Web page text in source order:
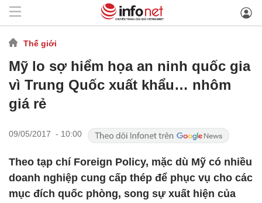
Thế giới
Mỹ lo sợ hiểm họa an ninh quốc gia
vì Trung Quốc xuất khẩu… nhôm
giá rẻ
09/05/2017 - 10:00
Theo tạp chí Foreign Policy, mặc dù Mỹ có nhiều
doanh nghiệp cung cấp thép để phục vụ cho các
mục đích quốc phòng, song sự xuất hiện của